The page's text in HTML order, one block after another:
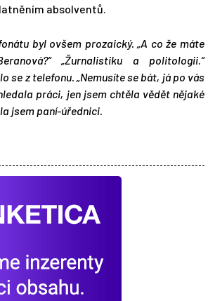
absolventů.
byl ovšem prozaický. „A co že máte
„Žurnalistiku a politologii.“
se z telefonu. „Nemusíte se bát, já po vás
práci, jen jsem chtěla vědět nějaké
jsem paní-úřednici.